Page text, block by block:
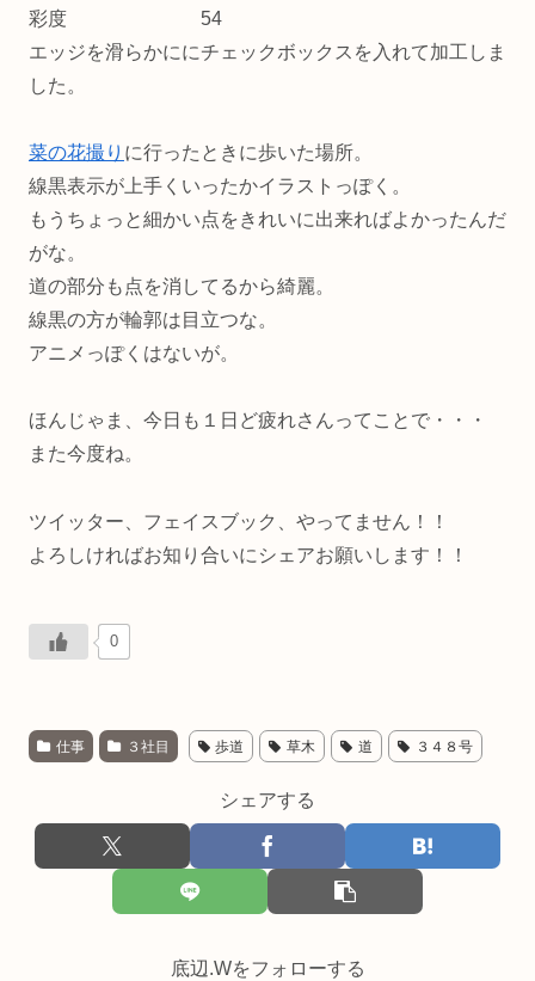
彩度 54
エッジを滑らかににチェックボックスを入れて加工しま
した。
菜の花撮り に行ったときに歩いた場所。
線黒表示が上手くいったかイラストっぽく。
もうちょっと細かい点をきれいに出来ればよかったんだ
がな。
道の部分も点を消してるから綺麗。
線黒の方が輪郭は目立つな。
アニメっぽくはないが。
ほんじゃま、今日も１日ど疲れさんってことで・・・
また今度ね。
ツイッター、フェイスブック、やってません！！
よろしければお知り合いにシェアお願いします！！
0
仕事 ３社目 歩道 草木 道 ３４８号
シェアする
底辺.Wをフォローする